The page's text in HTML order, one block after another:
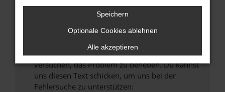
führen, dass bestimmte Funktionen nicht mehr
unterstützt werden.
Wende dich an den Webseitenbetreiber.
Wenn du alle oben genannten Schritte versucht
hast, kontaktiere uns bitte. Wir werden
versuchen, das Problem zu beheben. Du kannst
uns diesen Text schicken, um uns bei der
Fehlersuche zu unterstützen:
Speichern
Optionale Cookies ablehnen
Alle akzeptieren